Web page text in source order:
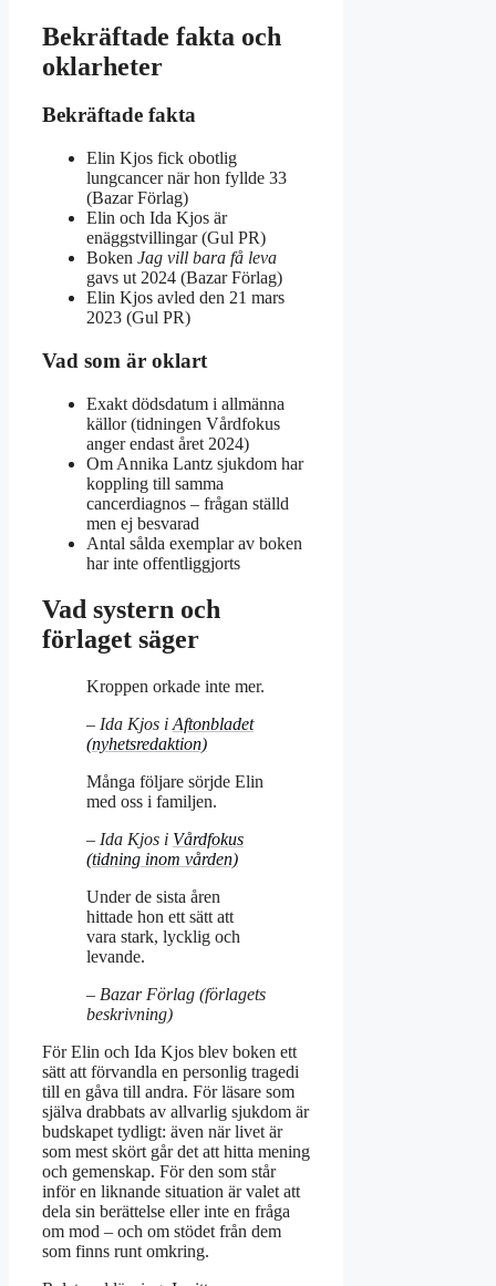
Bekräftade fakta och
oklarheter
Bekräftade fakta
Elin Kjos fick obotlig
lungcancer när hon fyllde 33
(Bazar Förlag)
Elin och Ida Kjos är
enäggstvillingar (Gul PR)
Boken Jag vill bara få leva
gavs ut 2024 (Bazar Förlag)
Elin Kjos avled den 21 mars
2023 (Gul PR)
Vad som är oklart
Exakt dödsdatum i allmänna
källor (tidningen Vårdfokus
anger endast året 2024)
Om Annika Lantz sjukdom har
koppling till samma
cancerdiagnos – frågan ställd
men ej besvarad
Antal sålda exemplar av boken
har inte offentliggjorts
Vad systern och
förlaget säger
Kroppen orkade inte mer.
– Ida Kjos i Aftonbladet
(nyhetsredaktion)
Många följare sörjde Elin
med oss i familjen.
– Ida Kjos i Vårdfokus
(tidning inom vården)
Under de sista åren
hittade hon ett sätt att
vara stark, lycklig och
levande.
– Bazar Förlag (förlagets
beskrivning)
För Elin och Ida Kjos blev boken ett
sätt att förvandla en personlig tragedi
till en gåva till andra. För läsare som
själva drabbats av allvarlig sjukdom är
budskapet tydligt: även när livet är
som mest skört går det att hitta mening
och gemenskap. För den som står
inför en liknande situation är valet att
dela sin berättelse eller inte en fråga
om mod – och om stödet från dem
som finns runt omkring.